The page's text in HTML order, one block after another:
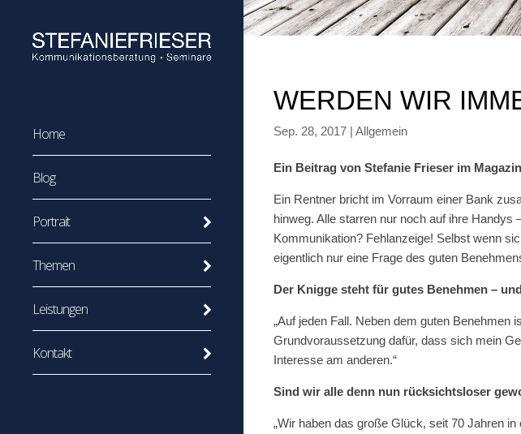
Home
Blog
Portrait
Themen
Leistungen
Kontakt
WERDEN WIR
Sep. 28, 2017| Allgemein
Ein Beitrag von Stefanie Frieser im
Ein Rentner bricht im Vorraum einer Bank
hinweg. Alle starren nur noch auf ihre Handys
Kommunikation? Fehlanzeige! Selbst wenn
eigentlich nur eine Frage des guten
Der Knigge steht für gutes Benehmen –
„Auf jeden Fall. Neben dem guten Benehmen
Grundvoraussetzung dafür, dass sich mein
Interesse am anderen.“
Sind wir alle denn nun rücksichtsloser
„Wir haben das große Glück, seit 70 Jahren